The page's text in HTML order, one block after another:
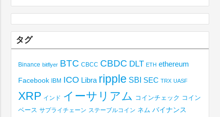
タグ
Binance bitflyer BTC CBCC CBDC DLT ETH ethereum
Facebook IBM ICO Libra ripple SBI SEC TRX UASF
XRP インド イーサリアム コインチェック コイン
ベース サプライチェーン ステーブルコイン ネム バイナンス